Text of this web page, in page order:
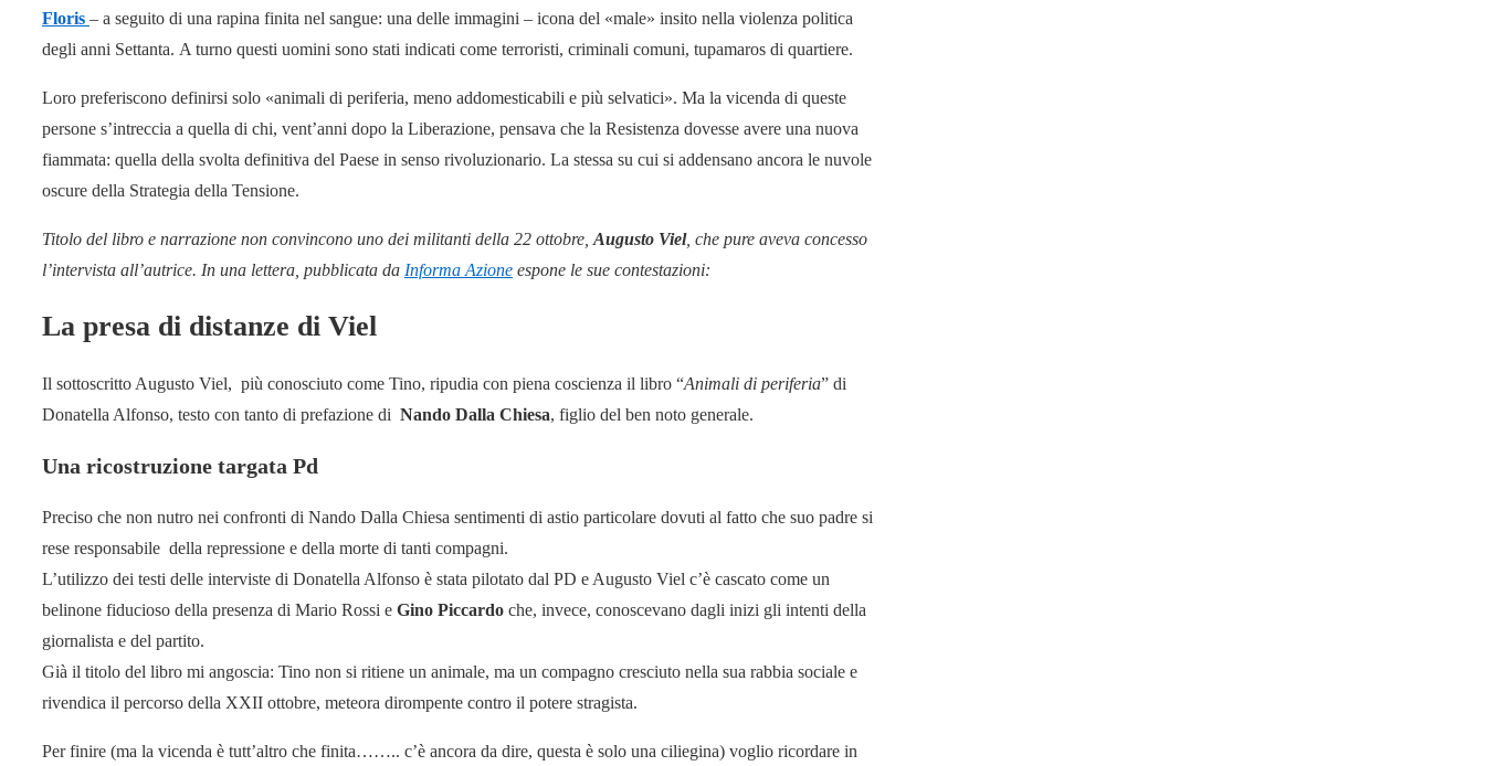
Floris – a seguito di una rapina finita nel sangue: una delle immagini – icona del «male» insito nella violenza politica
degli anni Settanta. A turno questi uomini sono stati indicati come terroristi, criminali comuni, tupamaros di quartiere.
Loro preferiscono definirsi solo «animali di periferia, meno addomesticabili e più selvatici». Ma la vicenda di queste
persone s’intreccia a quella di chi, vent’anni dopo la Liberazione, pensava che la Resistenza dovesse avere una nuova
fiammata: quella della svolta definitiva del Paese in senso rivoluzionario. La stessa su cui si addensano ancora le nuvole
oscure della Strategia della Tensione.
Titolo del libro e narrazione non convincono uno dei militanti della 22 ottobre, Augusto Viel, che pure aveva concesso
l’intervista all’autrice. In una lettera, pubblicata da Informa Azione espone le sue contestazioni:
La presa di distanze di Viel
Il sottoscritto Augusto Viel, più conosciuto come Tino, ripudia con piena coscienza il libro “Animali di periferia” di
Donatella Alfonso, testo con tanto di prefazione di Nando Dalla Chiesa, figlio del ben noto generale.
Una ricostruzione targata Pd
Preciso che non nutro nei confronti di Nando Dalla Chiesa sentimenti di astio particolare dovuti al fatto che suo padre si
rese responsabile della repressione e della morte di tanti compagni.
L’utilizzo dei testi delle interviste di Donatella Alfonso è stata pilotato dal PD e Augusto Viel c’è cascato come un
belinone fiducioso della presenza di Mario Rossi e Gino Piccardo che, invece, conoscevano dagli inizi gli intenti della
giornalista e del partito.
Già il titolo del libro mi angoscia: Tino non si ritiene un animale, ma un compagno cresciuto nella sua rabbia sociale e
rivendica il percorso della XXII ottobre, meteora dirompente contro il potere stragista.
Per finire (ma la vicenda è tutt’altro che finita…….. c’è ancora da dire, questa è solo una ciliegina) voglio ricordare in